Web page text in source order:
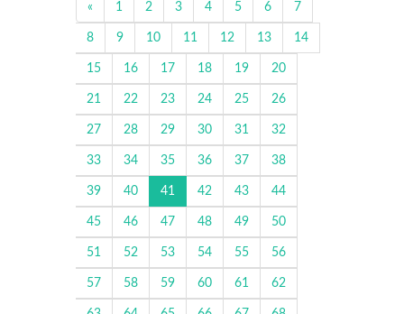
« 1 2 3 4 5 6 7
8 9 10 11 12 13 14
15 16 17 18 19 20
21 22 23 24 25 26
27 28 29 30 31 32
33 34 35 36 37 38
39 40 41 42 43 44
45 46 47 48 49 50
51 52 53 54 55 56
57 58 59 60 61 62